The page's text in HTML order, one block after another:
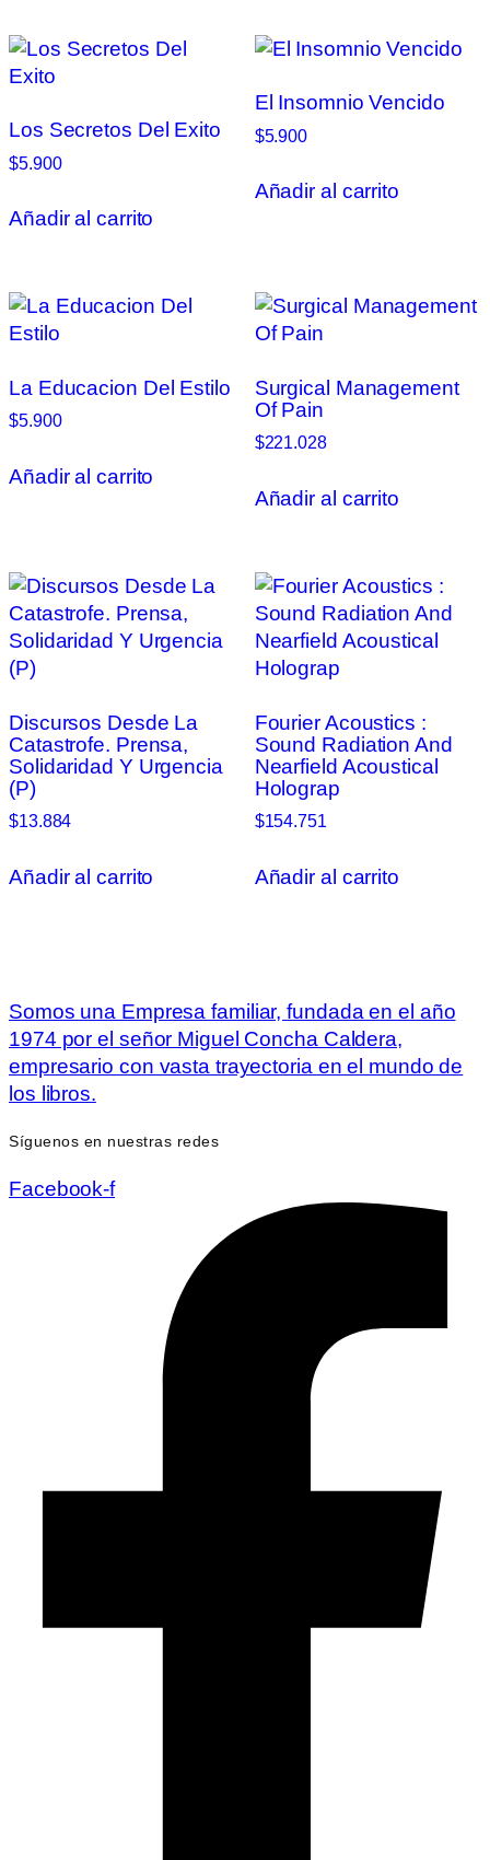
Los Secretos Del Exito
$5.900
Añadir al carrito
El Insomnio Vencido
$5.900
Añadir al carrito
La Educacion Del Estilo
$5.900
Añadir al carrito
Surgical Management
Of Pain
$221.028
Añadir al carrito
Discursos Desde La
Catastrofe. Prensa,
Solidaridad Y Urgencia
(P)
$13.884
Añadir al carrito
Fourier Acoustics :
Sound Radiation And
Nearfield Acoustical
Holograp
$154.751
Añadir al carrito
Somos una Empresa familiar, fundada en el año
1974 por el señor Miguel Concha Caldera,
empresario con vasta trayectoria en el mundo de
los libros.
Síguenos en nuestras redes
Facebook-f